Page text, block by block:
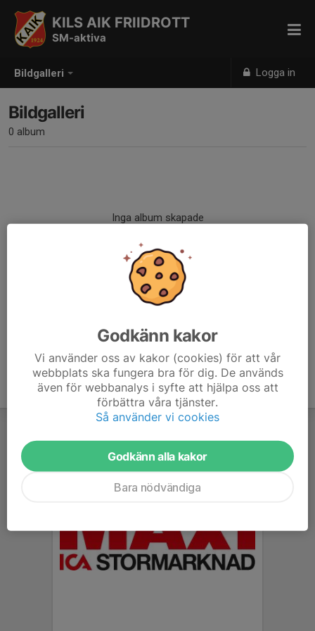
Bildgalleri Logga in
KILS AIK FRIIDROTT
SM-aktiva
Bildgalleri
0 album
Inga album skapade
Godkänn kakor
Vi använder oss av kakor (cookies) för att vår
webbplats ska fungera bra för dig. De används
även för webbanalys i syfte att hjälpa oss att
förbättra våra tjänster.
Så använder vi cookies
Godkänn alla kakor
Bara nödvändiga